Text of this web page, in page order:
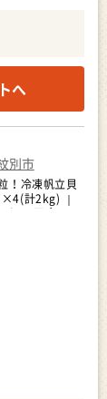
へ
別市
！冷凍帆立貝
計2kg) ｜
たて 玉冷